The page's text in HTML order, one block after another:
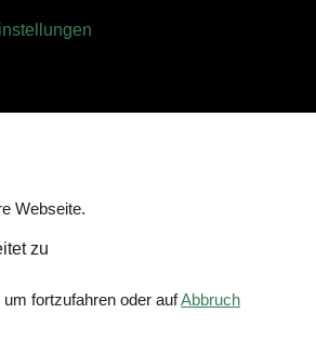
Webseite.
zu
fortzufahren oder aufAbbruch